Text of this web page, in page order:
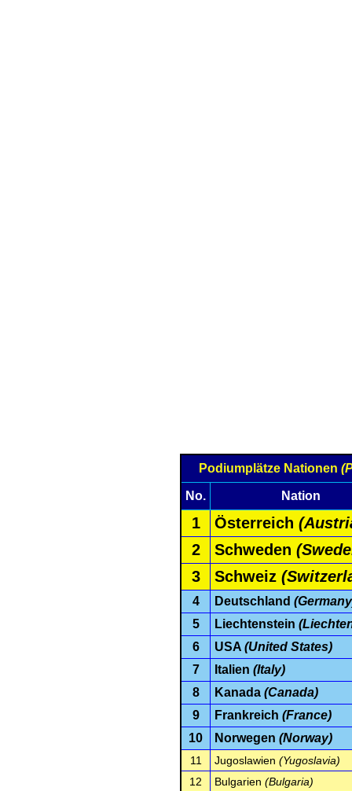
Podiumplätze Nationen
No. Nation
1 Österreich
2
Schweden
3
Schweiz
4 Deutschland
5
Liechtenstein
6
USA (United States)
7
Italien (Italy)
8
Kanada (Canada)
9
Frankreich (France)
10
Norwegen (Norway)
11 Jugoslawien (Yugoslavia)
12
Bulgarien (Bulgaria)